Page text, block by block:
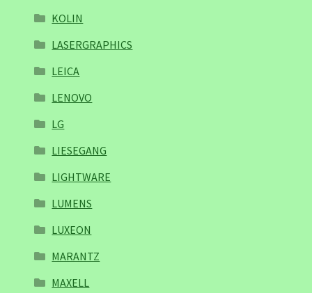
KOLIN
LASERGRAPHICS
LEICA
LENOVO
LG
LIESEGANG
LIGHTWARE
LUMENS
LUXEON
MARANTZ
MAXELL